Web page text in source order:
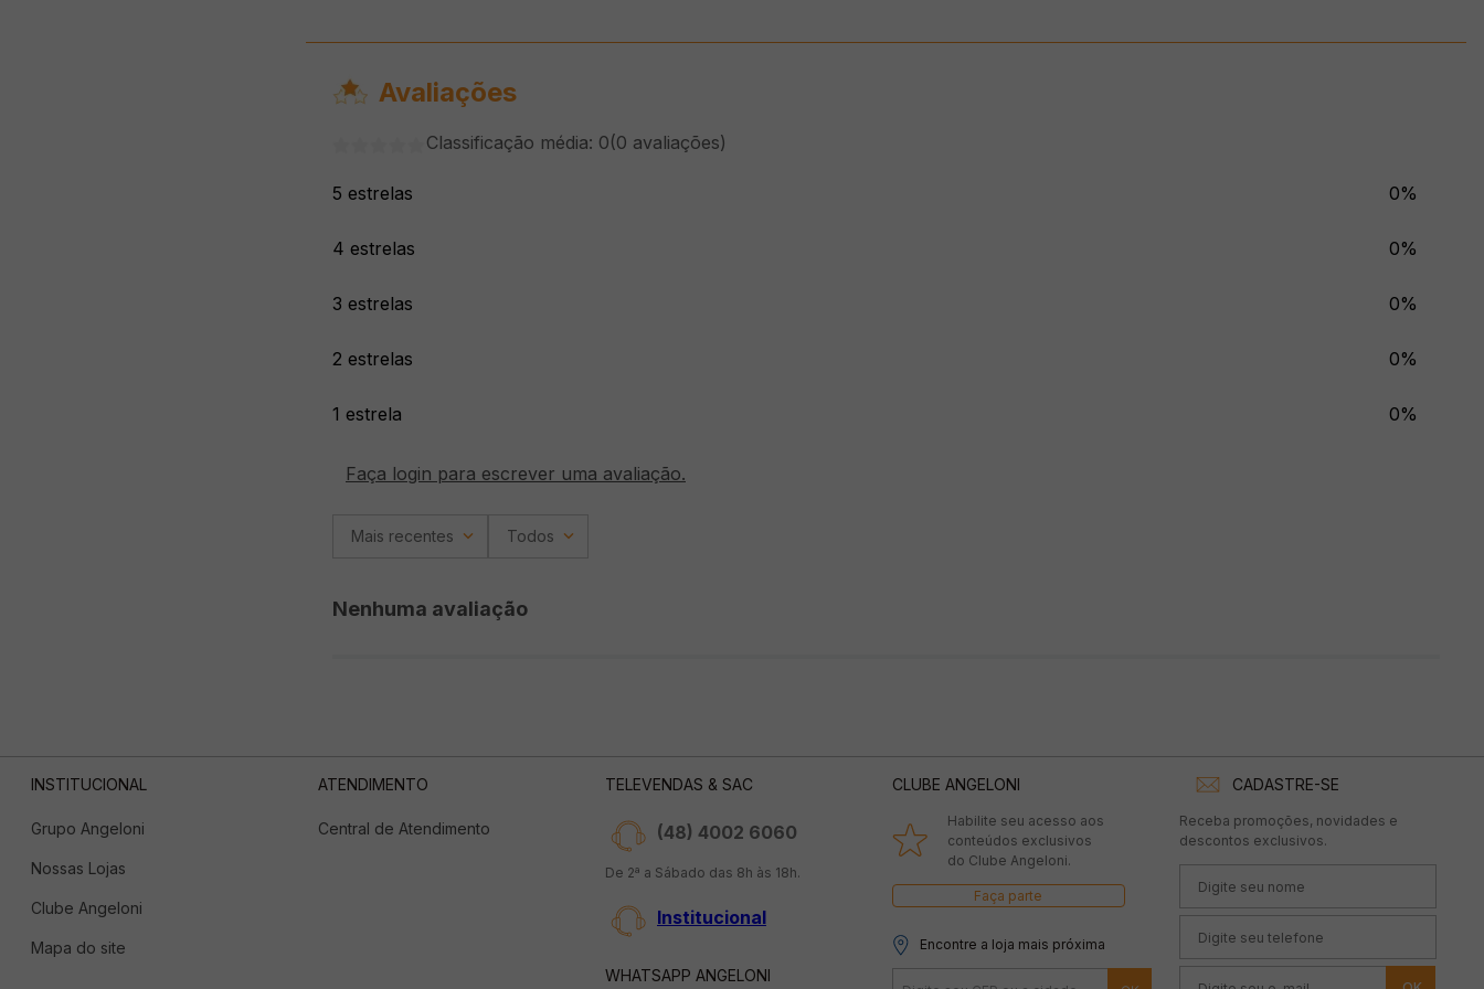
Avaliações
Classificação média: 0(0 avaliações)
5 estrelas 0%
4 estrelas 0%
3 estrelas 0%
2 estrelas 0%
1 estrela 0%
Faça login para escrever uma avaliação.
Mais recentes Todos
Nenhuma avaliação
INSTITUCIONAL
Grupo Angeloni
Nossas Lojas
Clube Angeloni
Mapa do site
ATENDIMENTO
Central de Atendimento
TELEVENDAS & SAC
(48) 4002 6060
De 2ª a Sábado das 8h às 18h.
Institucional
WHATSAPP ANGELONI
CLUBE ANGELONI
Habilite seu acesso aos
conteúdos exclusivos
do Clube Angeloni.
Faça parte
Encontre a loja mais próxima
CADASTRE-SE
Receba promoções, novidades e
descontos exclusivos.